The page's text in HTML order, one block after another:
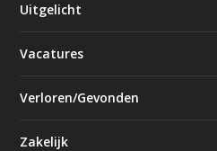
Uitgelicht
Vacatures
Verloren/Gevonden
Zakelijk